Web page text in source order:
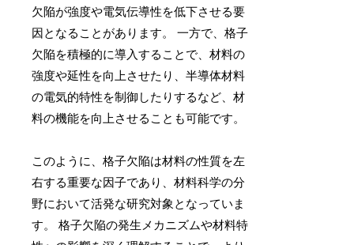
欠陥が強度や電気伝導性を低下させる要
因となることがあります。 一方で、格子
欠陥を積極的に導入することで、材料の
強度や延性を向上させたり、半導体材料
の電気的特性を制御したりするなど、材
料の機能を向上させることも可能です。
このように、格子欠陥は材料の性質を左
右する重要な因子であり、材料科学の分
野において活発な研究対象となっていま
す。 格子欠陥の発生メカニズムや材料特